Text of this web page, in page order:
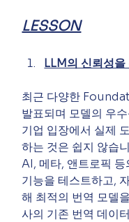
LESSON
LLM의 신뢰성을
최근 다양한
발표되며 모델의 우
기업 입장에서 실제
하는 것은 쉽지 않습
AI, 메타, 앤트로픽
기능을 테스트하고,
해 최적의 번역 모델
사의 기존 번역 데이